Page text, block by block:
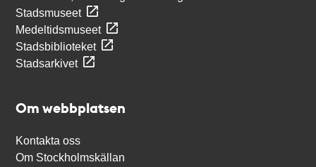
Stadsmuseet
Medeltidsmuseet
Stadsbiblioteket
Stadsarkivet
Om webbplatsen
Kontakta oss
Om Stockholmskällan